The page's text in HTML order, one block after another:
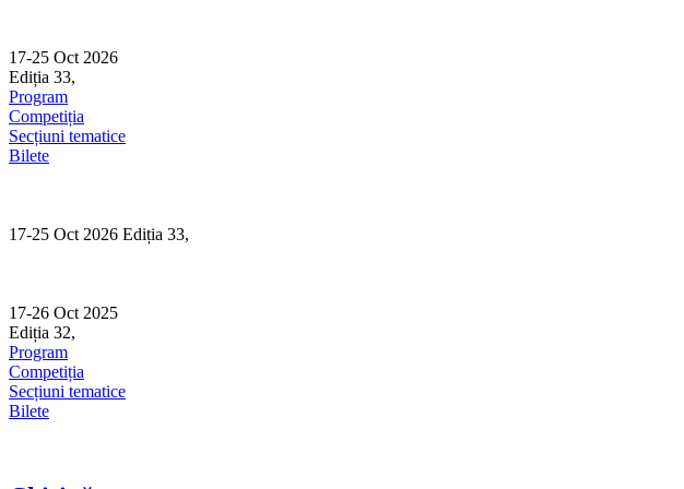
content
17-25 Oct 2026
Ediția 33,
Program
Competiția
Secțiuni tematice
Bilete
17-25 Oct 2026 Ediția 33,
17-26 Oct 2025
Ediția 32,
Program
Competiția
Secțiuni tematice
Bilete